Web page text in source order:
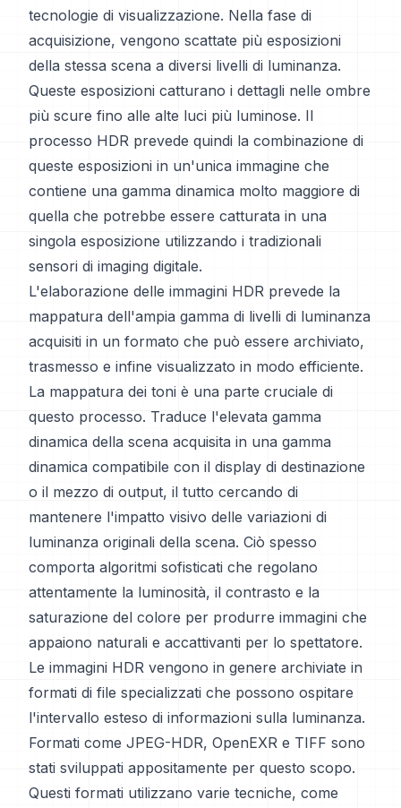
tecnologie di visualizzazione. Nella fase di
acquisizione, vengono scattate più esposizioni
della stessa scena a diversi livelli di luminanza.
Queste esposizioni catturano i dettagli nelle ombre
più scure fino alle alte luci più luminose. Il
processo HDR prevede quindi la combinazione di
queste esposizioni in un'unica immagine che
contiene una gamma dinamica molto maggiore di
quella che potrebbe essere catturata in una
singola esposizione utilizzando i tradizionali
sensori di imaging digitale.
L'elaborazione delle immagini HDR prevede la
mappatura dell'ampia gamma di livelli di luminanza
acquisiti in un formato che può essere archiviato,
trasmesso e infine visualizzato in modo efficiente.
La mappatura dei toni è una parte cruciale di
questo processo. Traduce l'elevata gamma
dinamica della scena acquisita in una gamma
dinamica compatibile con il display di destinazione
o il mezzo di output, il tutto cercando di
mantenere l'impatto visivo delle variazioni di
luminanza originali della scena. Ciò spesso
comporta algoritmi sofisticati che regolano
attentamente la luminosità, il contrasto e la
saturazione del colore per produrre immagini che
appaiono naturali e accattivanti per lo spettatore.
Le immagini HDR vengono in genere archiviate in
formati di file specializzati che possono ospitare
l'intervallo esteso di informazioni sulla luminanza.
Formati come JPEG-HDR, OpenEXR e TIFF sono
stati sviluppati appositamente per questo scopo.
Questi formati utilizzano varie tecniche, come